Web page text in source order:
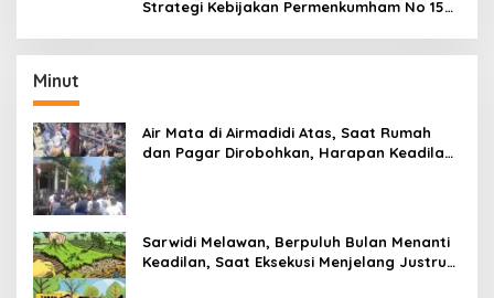
Strategi Kebijakan Permenkumham No 15
Minut
Air Mata di Airmadidi Atas, Saat Rumah
dan Pagar Dirobohkan, Harapan Keadilan
Sarwidi Melawan, Berpuluh Bulan Menanti
Keadilan, Saat Eksekusi Menjelang Justru